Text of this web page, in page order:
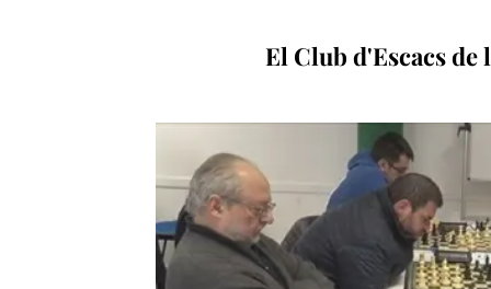
El Club d'Escacs